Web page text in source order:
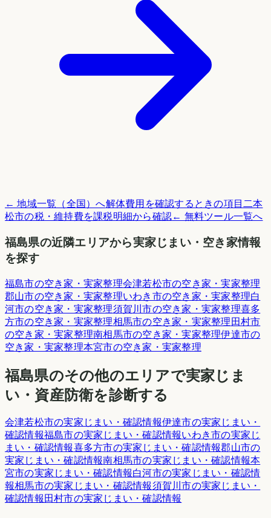
← 地域一覧（全国）へ解体費用を確認するときの項目 二本
松市の税・維持費を課税明細から確認← 無料ツール一覧へ
福島県の近隣エリアから実家じまい・空き家情報
を探す
福島市の空き家・実家整理会津若松市の空き家・実家整理
郡山市の空き家・実家整理いわき市の空き家・実家整理白
河市の空き家・実家整理須賀川市の空き家・実家整理喜多
方市の空き家・実家整理相馬市の空き家・実家整理 田村市
の空き家・実家整理南相馬市の空き家・実家整理伊達市の
空き家・実家整理本宮市の空き家・実家整理
福島県のその他のエリアで実家じま
い・資産防衛を診断する
会津若松市の実家じまい・確認情報伊達市の実家じまい・
確認情報福島市の実家じまい・確認情報いわき市の実家じ
まい・確認情報喜多方市の実家じまい・確認情報郡山市の
実家じまい・確認情報南相馬市の実家じまい・確認情報本
宮市の実家じまい・確認情報白河市の実家じまい・確認情
報相馬市の実家じまい・確認情報須賀川市の実家じまい・
確認情報 田村市の実家じまい・確認情報